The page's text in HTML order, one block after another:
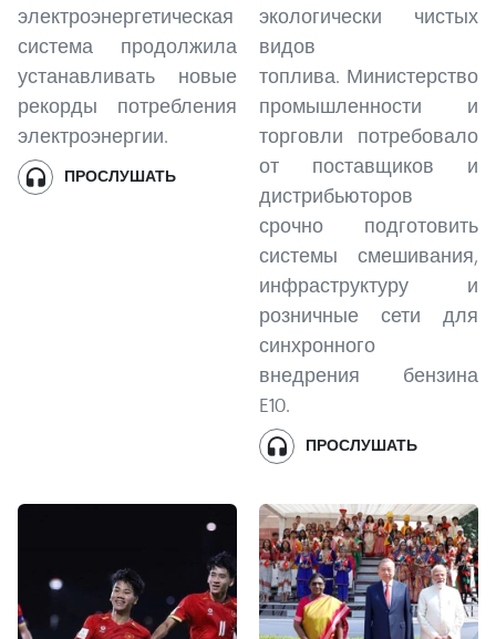
электроэнергетическая
система продолжила
устанавливать новые
рекорды потребления
электроэнергии.
ПРОСЛУШАТЬ
экологически чистых
видов
топлива. Министерство
промышленности и
торговли потребовало
от поставщиков и
дистрибьюторов
срочно подготовить
системы смешивания,
инфраструктуру и
розничные сети для
синхронного
внедрения бензина
E10.
ПРОСЛУШАТЬ